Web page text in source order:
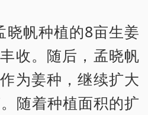
晓帆种植的8亩生姜
收。随后，孟晓帆
为姜种，继续扩大
随着种植面积的扩